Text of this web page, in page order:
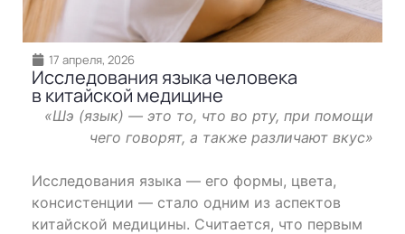
17 апреля, 2026
Исследования языка человека
в китайской медицине
«Шэ (язык) — это то, что во рту, при помощи
чего говорят, а также различают вкус»
Исследования языка — его формы, цвета,
консистенции — стало одним из аспектов
китайской медицины. Считается, что первым